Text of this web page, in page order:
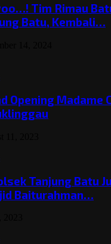
Tim Rimau
Batu, Kembali…
Opening Madame
Tanjung Batu
Baiturahman…